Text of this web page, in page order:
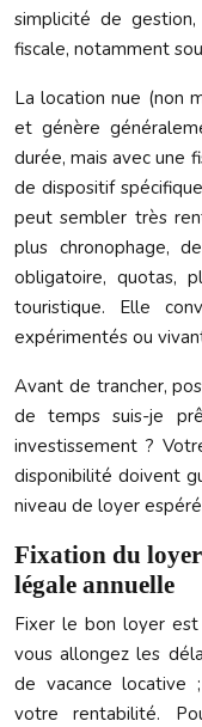
simplicité de
fiscale, notamment
La location nue (non
et génère
durée, mais avec une
de dispositif
peut sembler très
plus chronophage,
obligatoire, quotas,
touristique. Elle
expérimentés ou
Avant de trancher,
de temps suis-je
investissement ?
disponibilité doivent
niveau de loyer
Fixation du
légale annuelle
Fixer le bon loyer est
vous allongez les
de vacance locative
votre rentabilité.